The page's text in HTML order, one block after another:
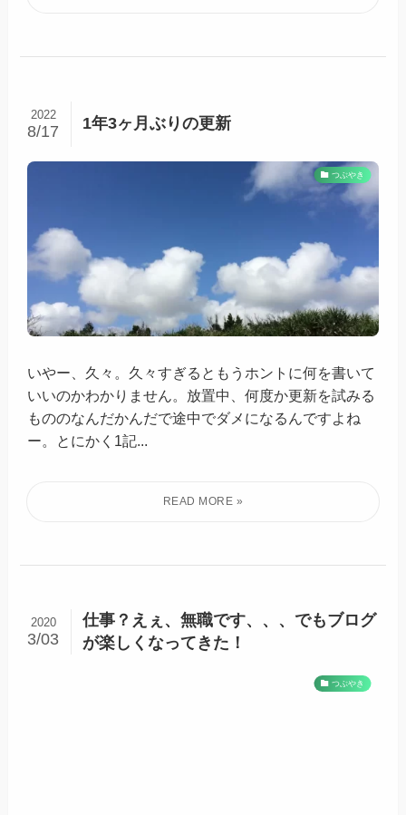
1年3ヶ月ぶりの更新
2022
8/17
つぶやき
いやー、久々。久々すぎるともうホントに何を書いて
いいのかわかりません。放置中、何度か更新を試みる
もののなんだかんだで途中でダメになるんですよね
ー。とにかく1記...
仕事？えぇ、無職です、、、でもブログ
が楽しくなってきた！
2020
3/03
つぶやき